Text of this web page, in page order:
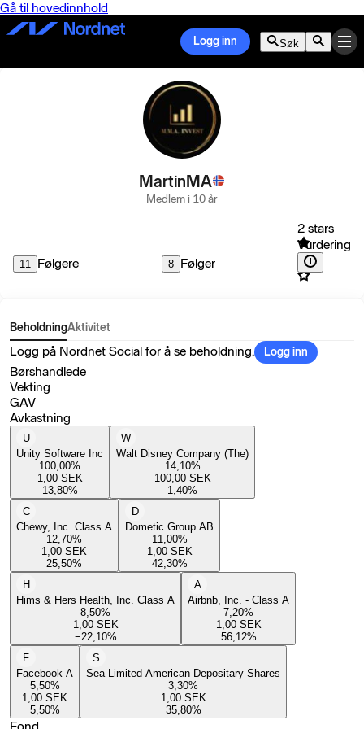
Gå til hovedinnhold
Logg inn Søk
MartinMA
Medlem i 10 år
11 Følgere 8 Følger
2 stars
Vurdering
BeholdningAktivitet
Logg på Nordnet Social for å se beholdning. Logg inn
Børshandlede
Vekting
GAV
Avkastning
U
Unity Software Inc
100,00%
1,00 SEK
13,80%
W
Walt Disney Company (The)
14,10%
100,00 SEK
1,40%
C
Chewy, Inc. Class A
12,70%
1,00 SEK
25,50%
D
Dometic Group AB
11,00%
1,00 SEK
42,30%
H
Hims & Hers Health, Inc. Class A
8,50%
1,00 SEK
−22,10%
A
Airbnb, Inc. - Class A
7,20%
1,00 SEK
56,12%
F
Facebook A
5,50%
1,00 SEK
5,50%
S
Sea Limited American Depositary Shares
3,30%
1,00 SEK
35,80%